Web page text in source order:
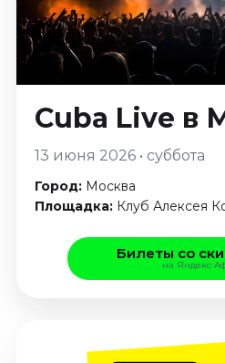
Сентябрь 2026
Октябрь 2026
Ноябрь 2026
Январь 2027
Стендап
Август 2026
Сентябрь 2026
Ноябрь 2026
Декабрь 2026
Август 2026
Cuba Live в
13 июня 2026 • суббота
Город: Москва
Площадка: Клуб Алексея
Билеты со
на Яндекс